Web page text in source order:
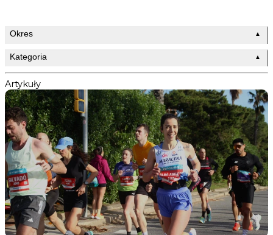
Okres ▲
Kategoria ▲
Artykuły